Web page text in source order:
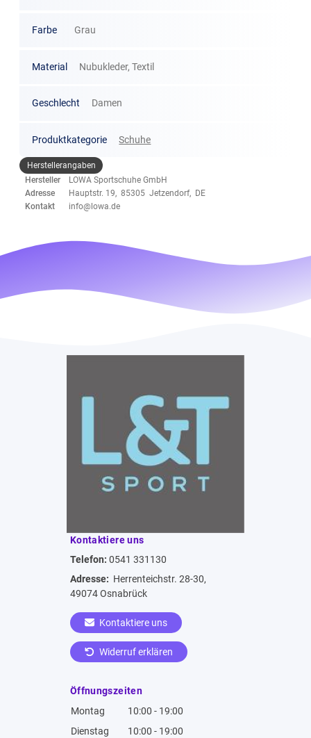
Farbe Grau
Material Nubukleder, Textil
Geschlecht Damen
Produktkategorie Schuhe
Herstellerangaben
Hersteller
LOWA Sportschuhe GmbH
Adresse
Hauptstr. 19, 85305 Jetzendorf, DE
Kontakt
info@lowa.de
Kontaktiere uns
Telefon: 0541 331130
Adresse: Herrenteichstr. 28-30,
49074 Osnabrück
Kontaktiere uns
Widerruf erklären
Öffnungszeiten
Montag
10:00 - 19:00
Dienstag
10:00 - 19:00